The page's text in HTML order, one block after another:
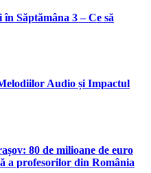
Săptămâna 3 – Ce să
Audio și Impactul
80 de milioane de euro
a profesorilor din România